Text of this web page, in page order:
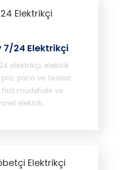
7/24 Elektrikçi
elektrikçi; elektrik
priz, pano ve tesisat
müdahale ve
elektrik…